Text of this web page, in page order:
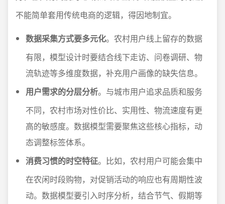
不能简单套用传统电商的逻辑，得因地制宜。
数据采集方式要多元化。农村用户线上留存的数据
有限，模型设计时要结合线下走访、问卷调研、物
流轨迹等多维度数据，补充用户画像的缺失信息。
用户需求的分层分析。与城市用户追求品质和服务
不同，农村市场对性价比、实用性、物流速度有更
高的敏感度。数据模型需要聚焦这些核心指标，动
态调整标签体系。
消费习惯的时空特征。比如，农村用户可能会集中
在农闲时段购物，对促销活动的响应也有周期性波
动。数据模型要引入时序分析，结合节气、假期等